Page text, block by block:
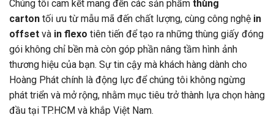
Chúng tôi cam kết mang đến các sản phẩm thùng
carton tối ưu từ mẫu mã đến chất lượng, cùng công nghệ in
offset và in flexo tiên tiến để tạo ra những thùng giấy đóng
gói không chỉ bền mà còn góp phần nâng tầm hình ảnh
thương hiệu của bạn. Sự tin cậy mà khách hàng dành cho
Hoàng Phát chính là động lực để chúng tôi không ngừng
phát triển và mở rộng, nhằm mục tiêu trở thành lựa chọn hàng
đầu tại TP.HCM và khắp Việt Nam.